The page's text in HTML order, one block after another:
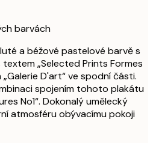
barvách
a béžové pastelové barvě s
„Selected Prints Formes
D'art“ ve spodní části.
spojením tohoto plakátu
No1“. Dokonalý umělecký
atmosféru obývacímu pokoji